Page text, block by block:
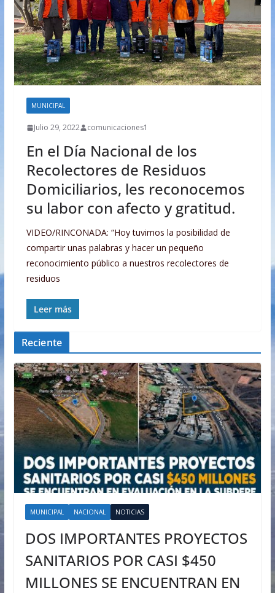
MUNICIPAL
Julio 29, 2022 comunicaciones1
En el Día Nacional de los
Recolectores de Residuos
Domiciliarios, les reconocemos
su labor con afecto y gratitud.
VIDEO/RINCONADA: “Hoy tuvimos la posibilidad de
compartir unas palabras y hacer un pequeño
reconocimiento público a nuestros recolectores de
residuos
Leer más
Reciente
MUNICIPAL NACIONAL NOTICIAS
DOS IMPORTANTES PROYECTOS
SANITARIOS POR CASI $450
MILLONES SE ENCUENTRAN EN